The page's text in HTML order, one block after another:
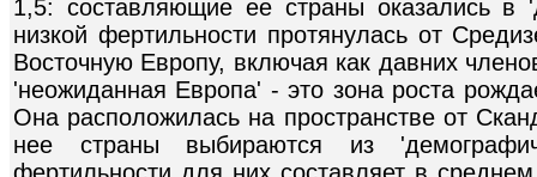
1,5: составляющие ее страны оказались в
низкой фертильности протянулась от
Восточную Европу, включая как давних
'неожиданная Европа' - это зона роста
Она расположилась на пространстве от
нее страны выбираются из